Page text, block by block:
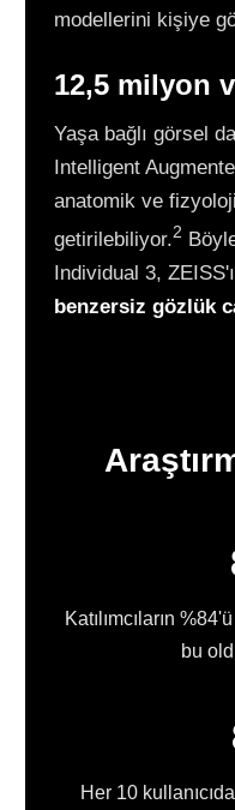
modellerini kişiye
12,5 milyon
Yaşa bağlı görsel
Intelligent
anatomik ve
getirilebiliyor.2
Individual 3,
benzersiz gözlük
Katılımcıların
bu
Her 10